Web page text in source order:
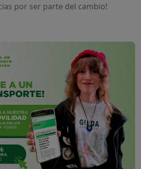
por ser parte del cambio!